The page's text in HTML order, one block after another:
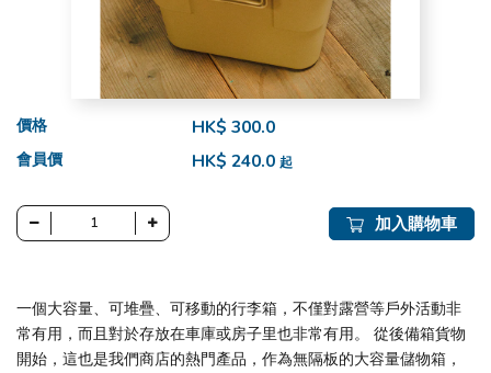
價格 HK$ 300.0
會員價 HK$ 240.0 起
加入購物車
一個大容量、可堆疊、可移動的行李箱，不僅對露營等戶外活動非
常有用，而且對於存放在車庫或房子里也非常有用。 從後備箱貨物
開始，這也是我們商店的熱門產品，作為無隔板的大容量儲物箱，